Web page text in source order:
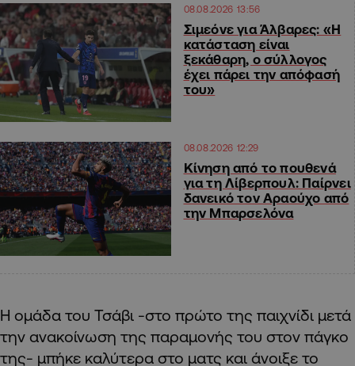
08.08.2026 13:56
Σιμεόνε για Άλβαρες: «Η
κατάσταση είναι
ξεκάθαρη, ο σύλλογος
έχει πάρει την απόφασή
του»
08.08.2026 12:29
Kίνηση από το πουθενά
για τη Λίβερπουλ: Παίρνει
δανεικό τον Αραούχο από
την Μπαρσελόνα
Η ομάδα του Τσάβι -στο πρώτο της παιχνίδι μετά
την ανακοίνωση της παραμονής του στον πάγκο
της- μπήκε καλύτερα στο ματς και άνοιξε το